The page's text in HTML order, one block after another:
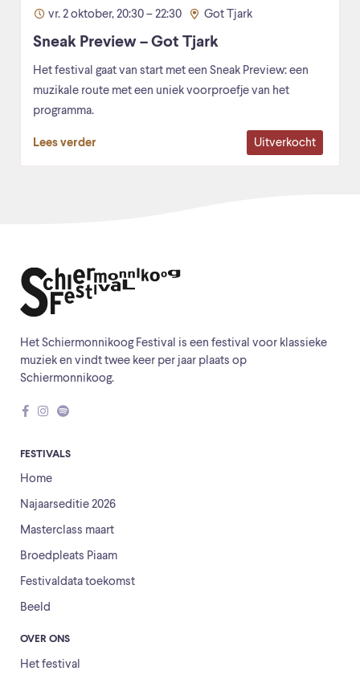
vr. 2 oktober, 20:30 – 22:30 Got Tjark
Sneak Preview – Got Tjark
Het festival gaat van start met een Sneak Preview: een
muzikale route met een uniek voorproefje van het
programma.
Lees verder Uitverkocht
Het Schiermonnikoog Festival is een festival voor klassieke
muziek en vindt twee keer per jaar plaats op
Schiermonnikoog.
FESTIVALS
Home
Najaarseditie 2026
Masterclass maart
Broedpleats Piaam
Festivaldata toekomst
Beeld
OVER ONS
Het festival